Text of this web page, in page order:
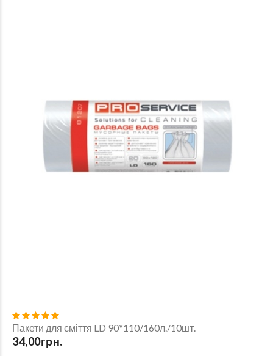
Пакети для сміття LD 90*110/160л./10шт.
34,00грн.